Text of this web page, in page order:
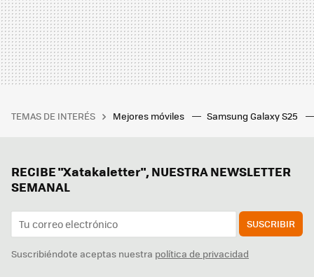
TEMAS DE INTERÉS Mejores móviles Samsung Galaxy S25
RECIBE "Xatakaletter", NUESTRA NEWSLETTER
SEMANAL
SUSCRIBIR
Suscribiéndote aceptas nuestra política de privacidad